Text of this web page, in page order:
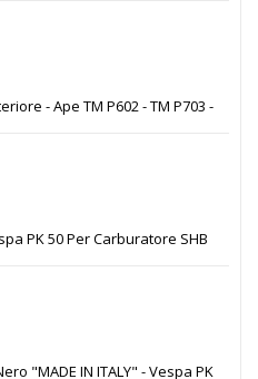
- Ape TM P602 - TM P703 -
PK 50 Per Carburatore SHB
"MADE IN ITALY" - Vespa PK